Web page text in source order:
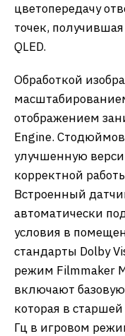
цветопередачу
точек,
QLED.
Обработкой
отображением
Engine.
улучшенную
корректной
Встроенный
автоматически
условия в
стандарты Dolby
режим Filmmaker
включают
которая в
Гц в игровом